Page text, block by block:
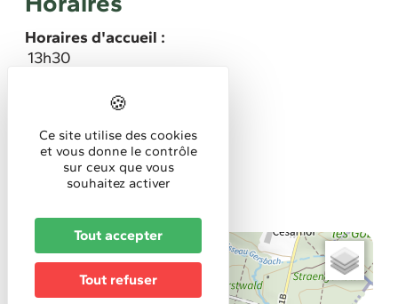
Horaires d'accueil :
13h30
Gratuit
Réservation
Réservation obligatoire
+
Ce site utilise des cookies
et vous donne le contrôle
sur ceux que vous
souhaitez activer
Tout accepter
Tout refuser